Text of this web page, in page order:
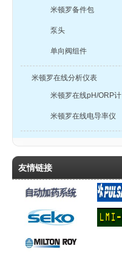
米顿罗备件包
泵头
单向阀组件
米顿罗在线分析仪表
米顿罗在线pH/ORP计
米顿罗在线电导率仪
友情链接